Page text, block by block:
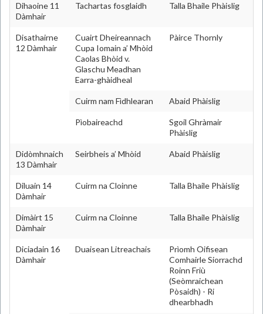
Dihaoine 11
Dàmhair
Tachartas fosglaidh Talla Bhaile Phàislig
Disathairne
12 Dàmhair
Cuairt Dheireannach
Cupa Iomain a’ Mhòid
Caolas Bhòid v.
Glaschu Meadhan
Earra-ghàidheal
Pàirce Thornly
Cuirm nam Fìdhlearan Abaid Phàislig
Pìobaireachd
Sgoil Ghràmair
Phàislig
Didòmhnaich
13 Dàmhair
Seirbheis a’ Mhòid Abaid Phàislig
Diluain 14
Dàmhair
Cuirm na Cloinne Talla Bhaile Phàislig
Dimàirt 15
Dàmhair
Cuirm na Cloinne Talla Bhaile Phàislig
Diciadain 16
Dàmhair
Duaisean Litreachais
Prìomh Oifisean
Comhairle Siorrachd
Roinn Friù
(Seòmraichean
Pòsaidh) - Ri
dhearbhadh